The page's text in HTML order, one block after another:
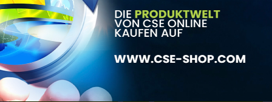
OFFICE@CSE-CLEANSOLUTION.COM